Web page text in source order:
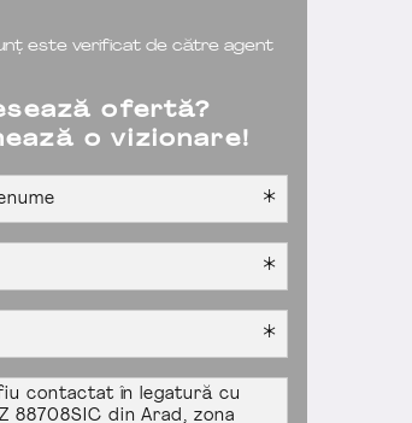
este verificat de către agent
ofertă?
o vizionare!